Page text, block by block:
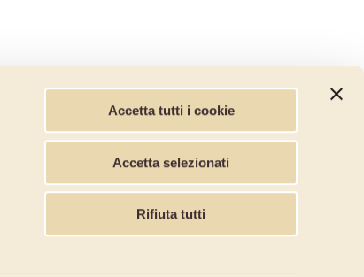
Accetta tutti i cookie
Accetta selezionati
Rifiuta tutti